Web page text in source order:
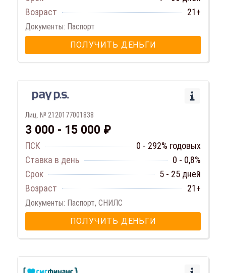
Возраст
21+
Документы: Паспорт
ПОЛУЧИТЬ ДЕНЬГИ
Лиц. № 2120177001838
3 000 - 15 000 ₽
ПСК
0 - 292% годовых
Ставка в день
0 - 0,8%
Срок
5 - 25 дней
Возраст
21+
Документы: Паспорт, СНИЛС
ПОЛУЧИТЬ ДЕНЬГИ